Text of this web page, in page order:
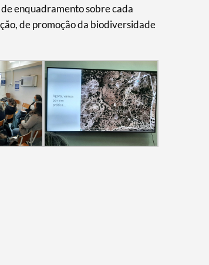
enquadramento sobre cada
de promoção da biodiversidade